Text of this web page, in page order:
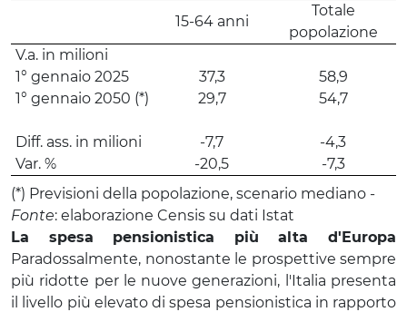
15-64 anni
Totale
popolazione
V.a. in milioni
1° gennaio 2025
37,3
58,9
1° gennaio 2050 (*)
29,7 54,7
Diff. ass. in milioni -7,7
-4,3
Var. %
-20,5
-7,3
(*) Previsioni della popolazione, scenario mediano -
Fonte: elaborazione Censis su dati Istat
La spesa pensionistica più alta d'Europa
Paradossalmente, nonostante le prospettive sempre
più ridotte per le nuove generazioni, l'Italia presenta
il livello più elevato di spesa pensionistica in rapporto